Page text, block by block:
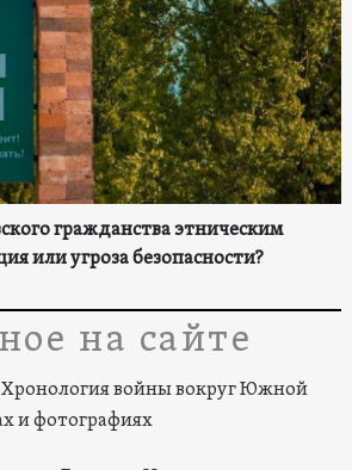
гражданства этническим
или угроза безопасности?
на сайте
Хронология войны вокруг Южной
и фотографиях